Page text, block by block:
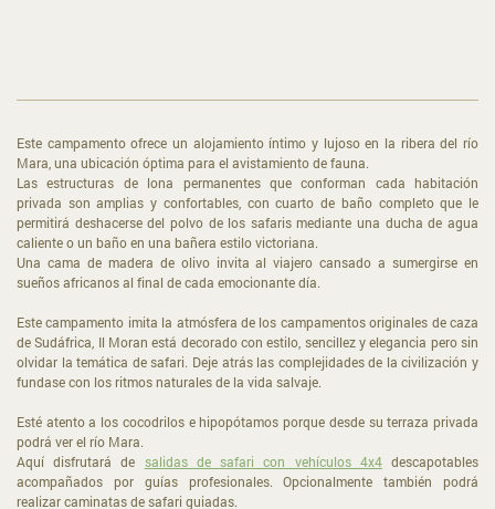
Este campamento ofrece un alojamiento íntimo y lujoso en la ribera del río
Mara, una ubicación óptima para el avistamiento de fauna.
Las estructuras de lona permanentes que conforman cada habitación
privada son amplias y confortables, con cuarto de baño completo que le
permitirá deshacerse del polvo de los safaris mediante una ducha de agua
caliente o un baño en una bañera estilo victoriana.
Una cama de madera de olivo invita al viajero cansado a sumergirse en
sueños africanos al final de cada emocionante día.
Este campamento imita la atmósfera de los campamentos originales de caza
de Sudáfrica, Il Moran está decorado con estilo, sencillez y elegancia pero sin
olvidar la temática de safari. Deje atrás las complejidades de la civilización y
fundase con los ritmos naturales de la vida salvaje.
Esté atento a los cocodrilos e hipopótamos porque desde su terraza privada
podrá ver el río Mara.
Aquí disfrutará de salidas de safari con vehículos 4x4descapotables
acompañados por guías profesionales. Opcionalmente también podrá
realizar caminatas de safari guiadas.